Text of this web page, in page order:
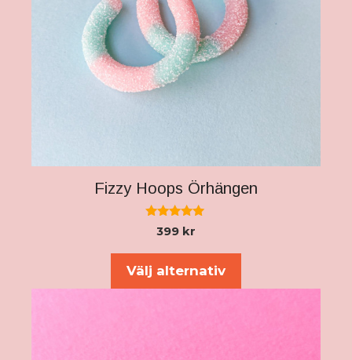
Fizzy Hoops Örhängen
5.00
av 5
399 kr
Välj alternativ
produkten